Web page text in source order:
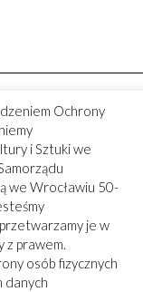
Ochrony
i Sztuki we
we Wrocławiu 50-
je w
z prawem.
osób fizycznych
danych